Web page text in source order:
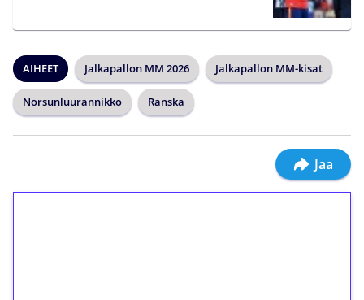
AIHEET Jalkapallon MM 2026 Jalkapallon MM-kisat
Norsunluurannikko Ranska
Jaa